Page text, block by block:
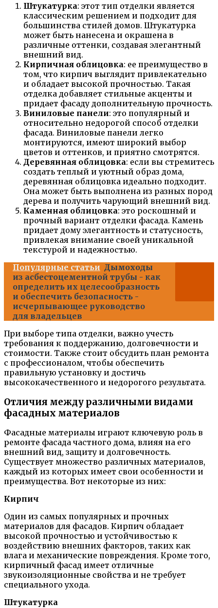
Штукатурка: этот тип отделки является
классическим решением и подходит для
большинства стилей домов. Штукатурка
может быть нанесена и окрашена в
различные оттенки, создавая элегантный
внешний вид.
Кирпичная облицовка: ее преимущество в
том, что кирпич выглядит привлекательно
и обладает высокой прочностью. Такая
отделка добавляет стильные акценты и
придает фасаду дополнительную прочность.
Виниловые панели: это популярный и
относительно недорогой способ отделки
фасада. Виниловые панели легко
монтируются, имеют широкий выбор
цветов и оттенков, и приятно смотрятся.
Деревянная облицовка: если вы стремитесь
создать теплый и уютный образ дома,
деревянная облицовка идеально подходит.
Она может быть выполнена из разных пород
дерева и получить чарующий внешний вид.
Каменная облицовка: это роскошный и
прочный вариант отделки фасада. Камень
придает дому элегантность и статусность,
привлекая внимание своей уникальной
текстурой и надежностью.
Популярные статьи Дымоходы
из асбестоцементной трубы - как
определить их целесообразность
и обеспечить безопасность -
исчерпывающее руководство
для владельцев
При выборе типа отделки, важно учесть
требования к поддержанию, долговечности и
стоимости. Также стоит обсудить план ремонта
с профессионалом, чтобы обеспечить
правильную установку и достичь
высококачественного и недорогого результата.
Отличия между различными видами
фасадных материалов
Фасадные материалы играют ключевую роль в
ремонте фасада частного дома, влияя на его
внешний вид, защиту и долговечность.
Существует множество различных материалов,
каждый из которых имеет свои особенности и
преимущества. Вот некоторые из них:
Кирпич
Один из самых популярных и прочных
материалов для фасадов. Кирпич обладает
высокой прочностью и устойчивостью к
воздействию внешних факторов, таких как
влага и механические повреждения. Кроме того,
кирпичный фасад имеет отличные
звукоизоляционные свойства и не требует
специального ухода.
Штукатурка